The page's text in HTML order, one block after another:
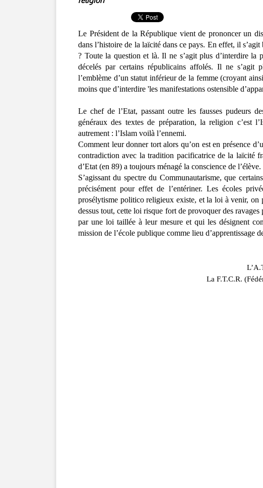
Le Président de la République vient de prononcer un
dans l’histoire de la laïcité dans ce pays. En effet, il
? Toute la question et là. Il ne s’agit plus d’interdire la
décelés par certains républicains affolés. Il ne s’agit
l’emblème d’un statut inférieur de la femme (croyant
moins que d’interdire 'les manifestations ostensible
Le chef de l’Etat, passant outre les fausses pudeurs
généraux des textes de préparation, la religion c’est
autrement : l’Islam voilà l’ennemi.
Comment leur donner tort alors qu’on est en présence
contradiction avec la tradition pacificatrice de la laïcité
d’Etat (en 89) a toujours ménagé la conscience de l’élève.
S’agissant du spectre du Communautarisme, que
précisément pour effet de l’entériner. Les écoles
prosélytisme politico religieux existe, et la loi à venir,
dessus tout, cette loi risque fort de provoquer des
par une loi taillée à leur mesure et qui les désignent
mission de l’école publique comme lieu d’apprentissage
La F.T.C.R.